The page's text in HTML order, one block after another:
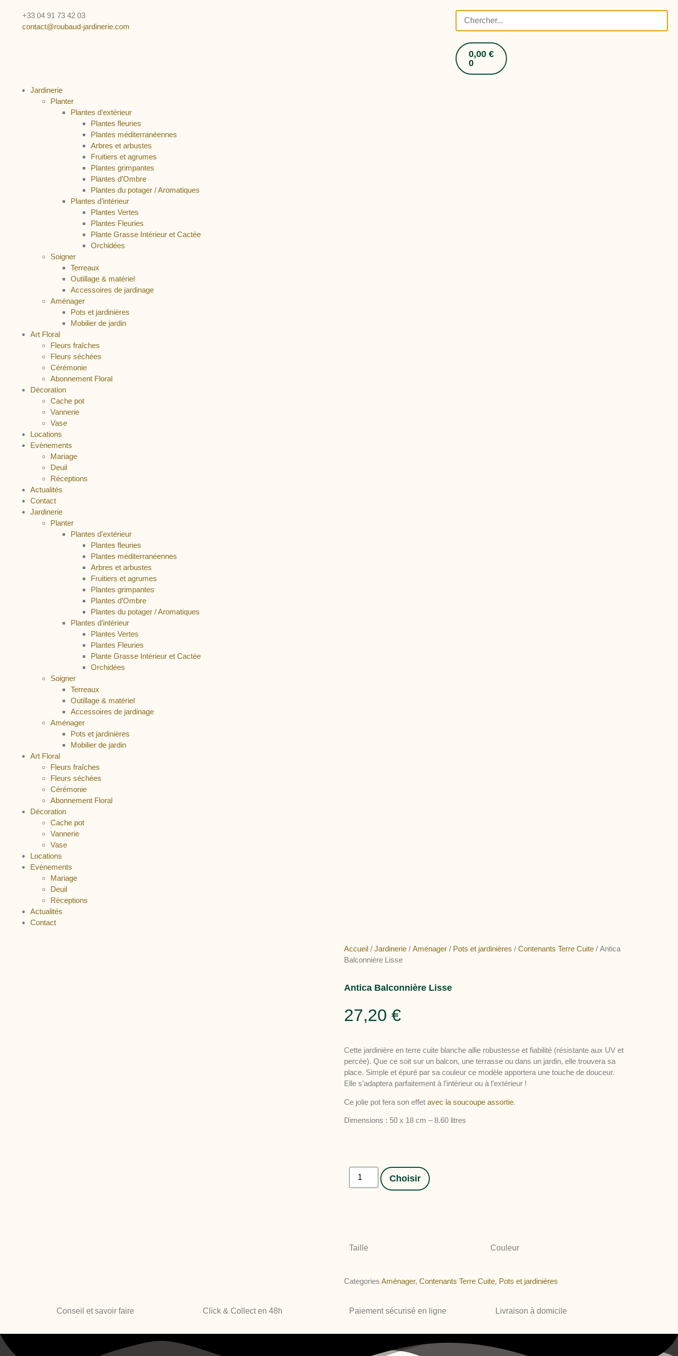
+33 04 91 73 42 03
contact@roubaud-jardinerie.com
0,00 €
0
Jardinerie
Planter
Plantes d’extérieur
Plantes fleuries
Plantes méditerranéennes
Arbres et arbustes
Fruitiers et agrumes
Plantes grimpantes
Plantes d’Ombre
Plantes du potager / Aromatiques
Plantes d’intérieur
Plantes Vertes
Plantes Fleuries
Plante Grasse Intérieur et Cactée
Orchidées
Soigner
Terreaux
Outillage & matériel
Accessoires de jardinage
Aménager
Pots et jardinières
Mobilier de jardin
Art Floral
Fleurs fraîches
Fleurs séchées
Cérémonie
Abonnement Floral
Décoration
Cache pot
Vannerie
Vase
Locations
Evènements
Mariage
Deuil
Réceptions
Actualités
Contact
Jardinerie
Planter
Plantes d’extérieur
Plantes fleuries
Plantes méditerranéennes
Arbres et arbustes
Fruitiers et agrumes
Plantes grimpantes
Plantes d’Ombre
Plantes du potager / Aromatiques
Plantes d’intérieur
Plantes Vertes
Plantes Fleuries
Plante Grasse Intérieur et Cactée
Orchidées
Soigner
Terreaux
Outillage & matériel
Accessoires de jardinage
Aménager
Pots et jardinières
Mobilier de jardin
Art Floral
Fleurs fraîches
Fleurs séchées
Cérémonie
Abonnement Floral
Décoration
Cache pot
Vannerie
Vase
Locations
Evènements
Mariage
Deuil
Réceptions
Actualités
Contact
Accueil / Jardinerie / Aménager / Pots et jardinières / Contenants Terre Cuite / Antica
Balconnière Lisse
Antica Balconnière Lisse
27,20 €
Cette jardinière en terre cuite blanche allie robustesse et fiabilité (résistante aux UV et
percée). Que ce soit sur un balcon, une terrasse ou dans un jardin, elle trouvera sa
place. Simple et épuré par sa couleur ce modèle apportera une touche de douceur.
Elle s’adaptera parfaitement à l’intérieur ou à l’extérieur !
Ce jolie pot fera son effet avec la soucoupe assortie.
Dimensions : 50 x 18 cm – 8.60 litres
Choisir
Taille Couleur
Categories Aménager, Contenants Terre Cuite, Pots et jardinières
Conseil et savoir faire Click & Collect en 48h Paiement sécurisé en ligne Livraison à domicile